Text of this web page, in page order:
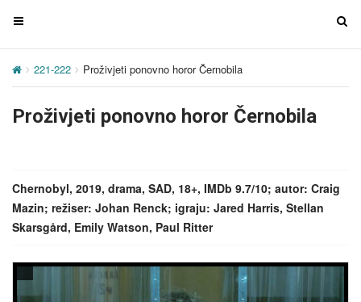
T
g
e
i
g
a
T
i
i
221-222 Proživjeti ponovno horor Černobila
Proživjeti ponovno horor Černobila
Chernobyl, 2019, drama, SAD, 18+, IMDb 9.7/10; autor: Craig
Mazin; režiser: Johan Renck; igraju: Jared Harris, Stellan
Skarsgård, Emily Watson, Paul Ritter